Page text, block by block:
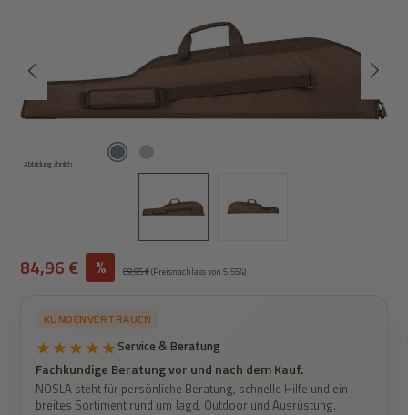
Abbildung ähnlich
Verkaufspreis:
84,96 € % Regulärer Preis:
89,95 €(Preisnachlass von 5.55%)
KUNDENVERTRAUEN
★★★★★Service & Beratung
Fachkundige Beratung vor und nach dem Kauf.
NOSLA steht für persönliche Beratung, schnelle Hilfe und ein
breites Sortiment rund um Jagd, Outdoor und Ausrüstung.